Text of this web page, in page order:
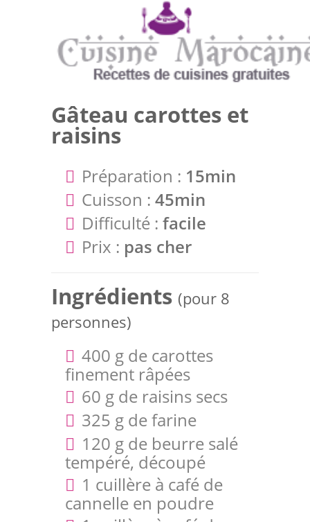
Gâteau carottes et
raisins
Préparation : 15min
Cuisson : 45min
Difficulté : facile
Prix : pas cher
Ingrédients (pour 8
personnes)
400 g de carottes
finement râpées
60 g de raisins secs
325 g de farine
120 g de beurre salé
tempéré, découpé
1 cuillère à café de
cannelle en poudre